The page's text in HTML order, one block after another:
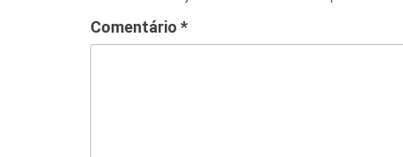
Comentário *